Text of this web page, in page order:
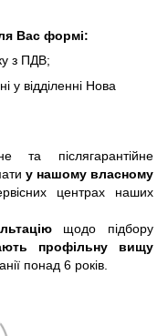
Вас формі:
з ПДВ;
у відділенні Нова
та післягарантійне
у нашому власному
центрах наших
щодо підбору
профільну вищу
понад 6 років.